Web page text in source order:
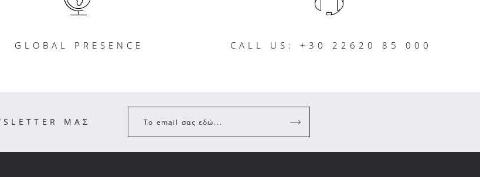
GLOBAL PRESENCE CALL US: +30 22620 85 000
ΜΑΣ Το email σας εδώ...